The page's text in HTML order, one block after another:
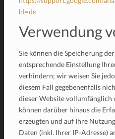
hl=de
Verwendung
Sie können die Speicherung
entsprechende Einstellung
verhindern; wir weisen Sie
diesem Fall gegebenenfalls
dieser Website vollumfänglich
können darüber hinaus die
erzeugten und auf Ihre
Daten (inkl. Ihrer IP-Adresse)